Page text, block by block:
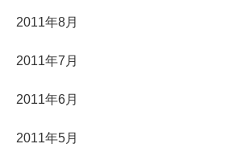
2011年8月
2011年7月
2011年6月
2011年5月